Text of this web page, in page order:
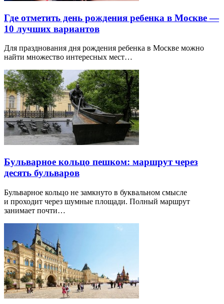
Где отметить день рождения ребенка в Москве —
10 лучших вариантов
Для празднования дня рождения ребенка в Москве можно
найти множество интересных мест…
Бульварное кольцо пешком: маршрут через
десять бульваров
Бульварное кольцо не замкнуто в буквальном смысле
и проходит через шумные площади. Полный маршрут
занимает почти…